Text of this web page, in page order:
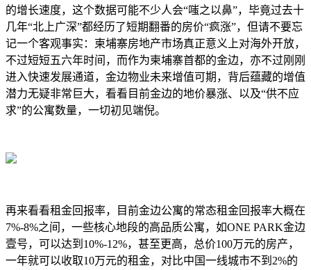
的增长速度，这个数据可能不少人会“嗤之以鼻”，毕竟过去十
几年“北上广深”都经历了短期翻番的房价“疯涨”，但请不要忘
记一个客观事实：柬埔寨房地产市场真正意义上对海外开放，
不过短短五六年时间，而作为柬埔寨首都的金边，亦不过刚刚
进入快速发展通道，金边物业未来增值可期，背后蕴藏的增值
潜力无疑非常巨大，看看目前金边的地价暴涨、以及“供不应
求”的公寓数量，一切初见端倪。
再来看看租金回报率，目前金边公寓的常态租金回报率大概在
7%-8%之间，一些核心地段的高品质公寓，如ONE PARK金边
壹号，可以达到10%-12%，甚至更高，总价100万元的房产，
一年就可以收取10万元的租金，对比中国一线城市不到2%的